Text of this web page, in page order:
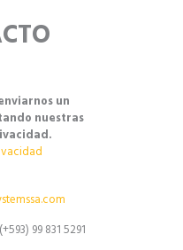
un
nuestras
(+593) 99 831 5291